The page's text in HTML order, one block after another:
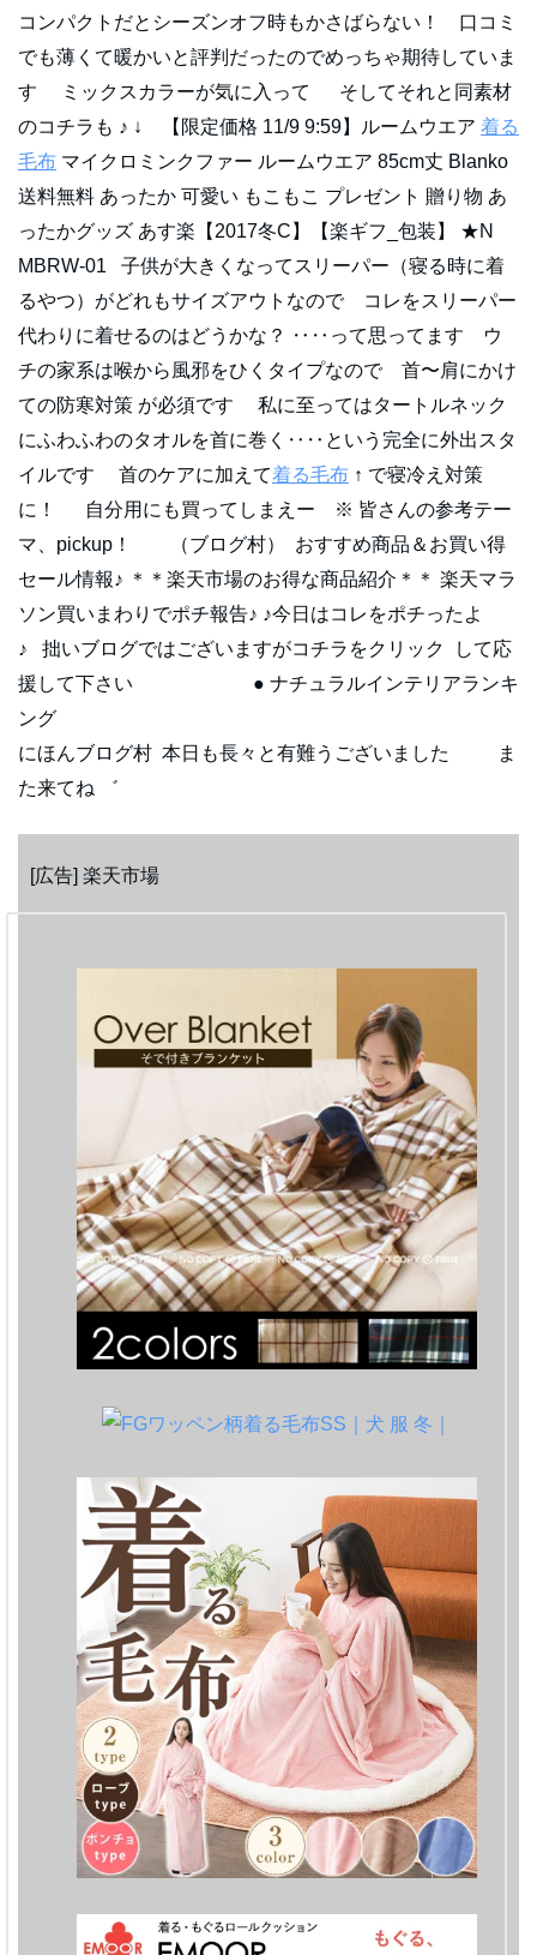
コンパクトだとシーズンオフ時もかさばらない！ 口コミ
でも薄くて暖かいと評判だったのでめっちゃ期待していま
す ミックスカラーが気に入って そしてそれと同素材
のコチラも ♪ ↓ 【限定価格 11/9 9:59】ルームウエア 着る
毛布 マイクロミンクファー ルームウエア 85cm丈 Blanko
送料無料 あったか 可愛い もこもこ プレゼント 贈り物 あ
ったかグッズ あす楽【2017冬C】【楽ギフ_包装】 ★N
MBRW-01 子供が大きくなってスリーパー（寝る時に着
るやつ）がどれもサイズアウトなので コレをスリーパー
代わりに着せるのはどうかな？ ‥‥って思ってます ウ
チの家系は喉から風邪をひくタイプなので 首〜肩にかけ
ての防寒対策 が必須です 私に至ってはタートルネック
にふわふわのタオルを首に巻く‥‥という完全に外出スタ
イルです 首のケアに加えて着る毛布 ↑ で寝冷え対策
に！ 自分用にも買ってしまえー ※ 皆さんの参考テー
マ、pickup！ （ブログ村） おすすめ商品＆お買い得
セール情報♪ ＊＊楽天市場のお得な商品紹介＊＊ 楽天マラ
ソン買いまわりでポチ報告♪ ♪今日はコレをポチったよ
♪ 拙いブログではございますがコチラをクリック して応
援して下さい ● ナチュラルインテリアランキ
ング
にほんブログ村 本日も長々と有難うございました ま
た来てね ゛
[広告] 楽天市場